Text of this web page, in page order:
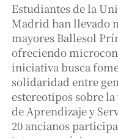
Estudiantes de la
Madrid han llevado
mayores Ballesol
ofreciendo
iniciativa busca
solidaridad entre
estereotipos sobre
de Aprendizaje y
20 ancianos